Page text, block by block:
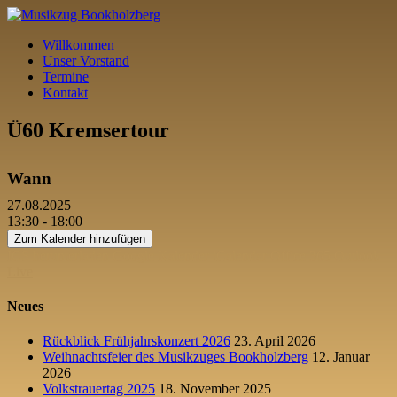
Willkommen
Unser Vorstand
Termine
Kontakt
Ü60 Kremsertour
Wann
27.08.2025
13:30 - 18:00
Zum Kalender hinzufügen
Neues
Rückblick Frühjahrskonzert 2026 23. April 2026
Weihnachtsfeier des Musikzuges Bookholzberg 12. Januar
2026
Volkstrauertag 2025 18. November 2025